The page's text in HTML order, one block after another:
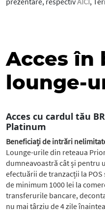
Acces în
lounge-
Acces cu cardul tău
Platinum
Beneficiați de intrări
Lounge-urile din reteaua
dumneavoastră cât și pentru
efectuării de tranzacții la
de minimum 1000 lei la
transferurile bancare,
nu mai târziu de 4 zile